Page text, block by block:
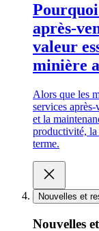
Pourquoi
après-
valeur
minière
Alors que les
services
et la
productivité, la
terme.
Nouvelles et
Nouvelles